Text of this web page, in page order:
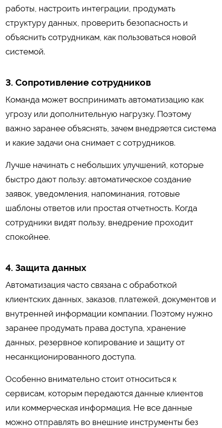
работы, настроить интеграции, продумать
структуру данных, проверить безопасность и
объяснить сотрудникам, как пользоваться новой
системой.
3. Сопротивление сотрудников
Команда может воспринимать автоматизацию как
угрозу или дополнительную нагрузку. Поэтому
важно заранее объяснять, зачем внедряется система
и какие задачи она снимает с сотрудников.
Лучше начинать с небольших улучшений, которые
быстро дают пользу: автоматическое создание
заявок, уведомления, напоминания, готовые
шаблоны ответов или простая отчетность. Когда
сотрудники видят пользу, внедрение проходит
спокойнее.
4. Защита данных
Автоматизация часто связана с обработкой
клиентских данных, заказов, платежей, документов и
внутренней информации компании. Поэтому нужно
заранее продумать права доступа, хранение
данных, резервное копирование и защиту от
несанкционированного доступа.
Особенно внимательно стоит относиться к
сервисам, которым передаются данные клиентов
или коммерческая информация. Не все данные
можно отправлять во внешние инструменты без